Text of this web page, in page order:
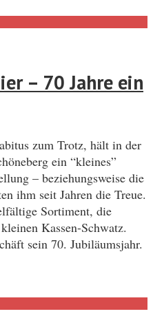
– 70 Jahre ein
zum Trotz, hält in der
ein “kleines”
– beziehungsweise die
ihm seit Jahren die Treue.
Sortiment, die
Kassen-Schwatz.
sein 70. Jubiläumsjahr.